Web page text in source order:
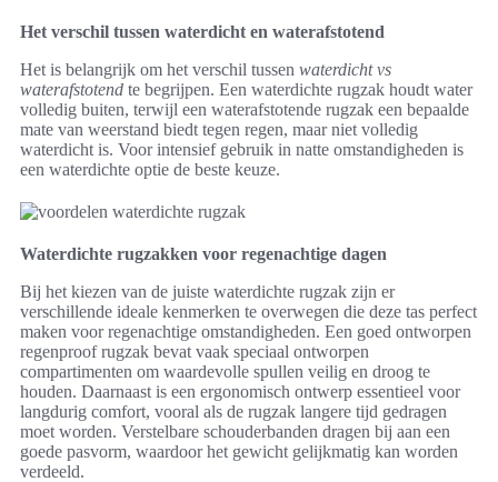
Het verschil tussen waterdicht en waterafstotend
Het is belangrijk om het verschil tussen waterdicht vs
waterafstotend te begrijpen. Een waterdichte rugzak houdt water
volledig buiten, terwijl een waterafstotende rugzak een bepaalde
mate van weerstand biedt tegen regen, maar niet volledig
waterdicht is. Voor intensief gebruik in natte omstandigheden is
een waterdichte optie de beste keuze.
Waterdichte rugzakken voor regenachtige dagen
Bij het kiezen van de juiste waterdichte rugzak zijn er
verschillende ideale kenmerken te overwegen die deze tas perfect
maken voor regenachtige omstandigheden. Een goed ontworpen
regenproof rugzak bevat vaak speciaal ontworpen
compartimenten om waardevolle spullen veilig en droog te
houden. Daarnaast is een ergonomisch ontwerp essentieel voor
langdurig comfort, vooral als de rugzak langere tijd gedragen
moet worden. Verstelbare schouderbanden dragen bij aan een
goede pasvorm, waardoor het gewicht gelijkmatig kan worden
verdeeld.